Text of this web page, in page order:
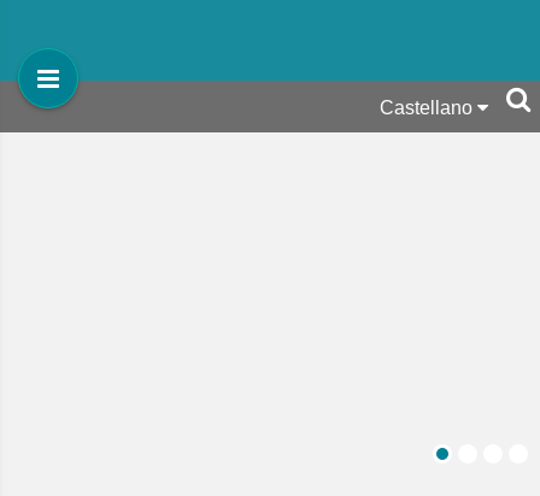
Castellano